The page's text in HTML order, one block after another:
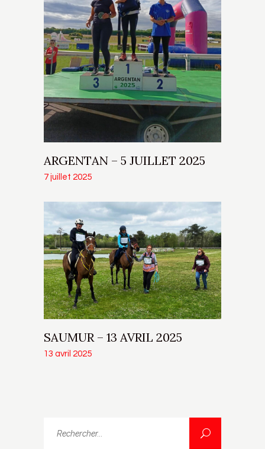
ARGENTAN – 5 JUILLET 2025
7 juillet 2025
SAUMUR – 13 AVRIL 2025
13 avril 2025